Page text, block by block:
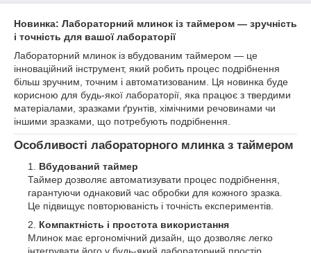
Новинка: Лабораторний млинок із таймером — зручність
і точність для вашої лабораторії
Лабораторний млинок із вбудованим таймером — це
інноваційний інструмент, який робить процес подрібнення
більш зручним, точним і автоматизованим. Ця новинка буде
корисною для будь-якої лабораторії, яка працює з твердими
матеріалами, зразками ґрунтів, хімічними речовинами чи
іншими зразками, що потребують подрібнення.
Особливості лабораторного млинка з таймером
Вбудований таймер
Таймер дозволяє автоматизувати процес подрібнення,
гарантуючи однаковий час обробки для кожного зразка.
Це підвищує повторюваність і точність експериментів.
Компактність і простота використання
Млинок має ергономічний дизайн, що дозволяє легко
інтегрувати його у будь-який лабораторний простір.